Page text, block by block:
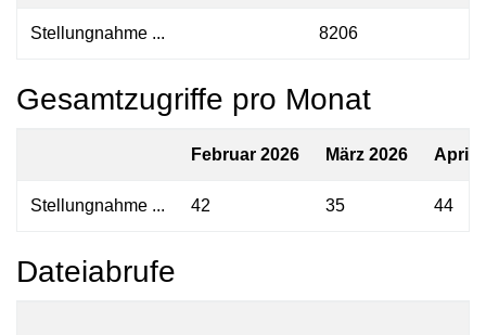
Stellungnahme ... 8206
Gesamtzugriffe pro Monat
Februar 2026 März 2026 April
Stellungnahme ... 42 35 44
Dateiabrufe